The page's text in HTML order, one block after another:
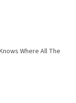
Where All The